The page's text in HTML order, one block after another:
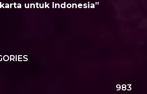
untuk Indonesia”
983